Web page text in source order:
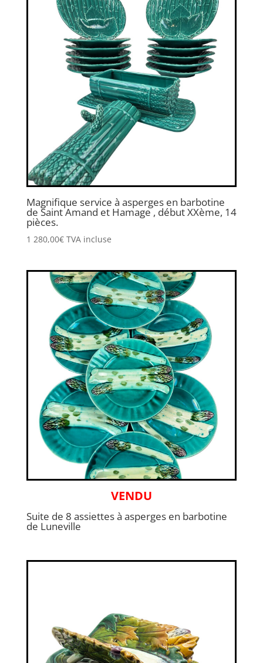
Magnifique service à asperges en barbotine
de Saint Amand et Hamage , début XXème, 14
pièces.
1 280,00€ TVA incluse
VENDU
Suite de 8 assiettes à asperges en barbotine
de Luneville